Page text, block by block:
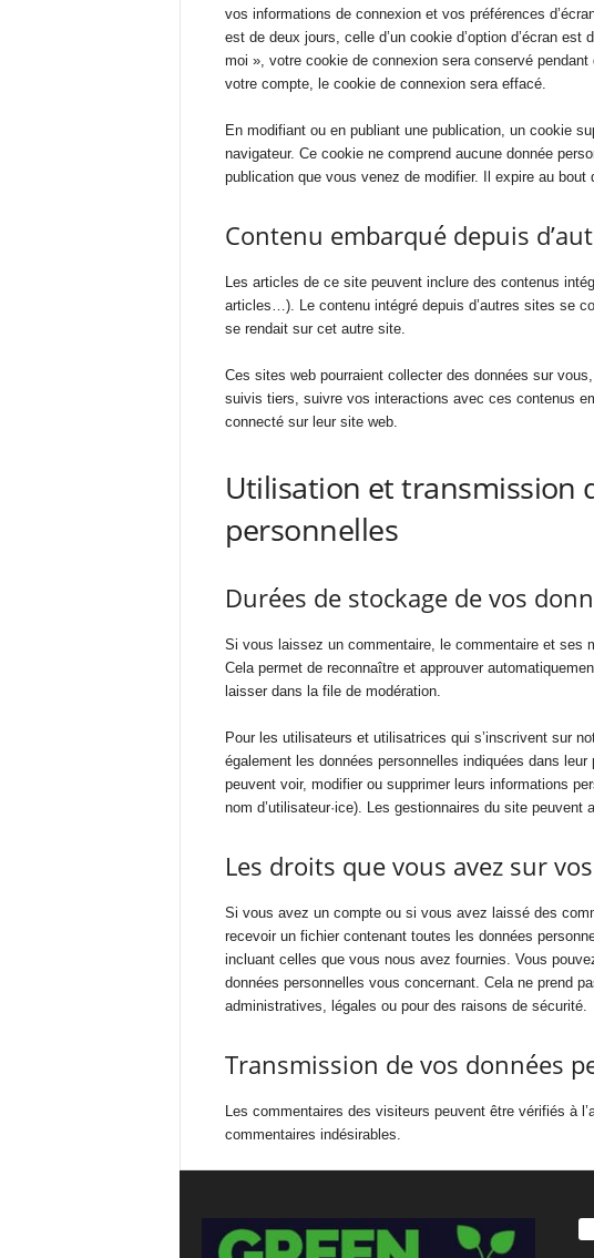
vos informations de connexion et vos préférences
est de deux jours, celle d’un cookie d’option d’écran
moi », votre cookie de connexion sera conservé
votre compte, le cookie de connexion sera effacé.
En modifiant ou en publiant une publication, un cookie
navigateur. Ce cookie ne comprend aucune donnée
publication que vous venez de modifier. Il expire au bout
Contenu embarqué depuis
Les articles de ce site peuvent inclure des contenus
articles…). Le contenu intégré depuis d’autres sites se
se rendait sur cet autre site.
Ces sites web pourraient collecter des données sur
suivis tiers, suivre vos interactions avec ces contenus
connecté sur leur site web.
Utilisation et transmission
personnelles
Durées de stockage de vos
Si vous laissez un commentaire, le commentaire et ses
Cela permet de reconnaître et approuver
laisser dans la file de modération.
Pour les utilisateurs et utilisatrices qui s’inscrivent sur
également les données personnelles indiquées dans
peuvent voir, modifier ou supprimer leurs informations
nom d’utilisateur·ice). Les gestionnaires du site
Les droits que vous avez sur
Si vous avez un compte ou si vous avez laissé des
recevoir un fichier contenant toutes les données
incluant celles que vous nous avez fournies. Vous
données personnelles vous concernant. Cela ne prend
administratives, légales ou pour des raisons de sécurité.
Transmission de vos données
Les commentaires des visiteurs peuvent être vérifiés à
commentaires indésirables.